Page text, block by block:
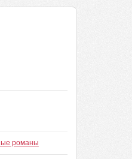
романы